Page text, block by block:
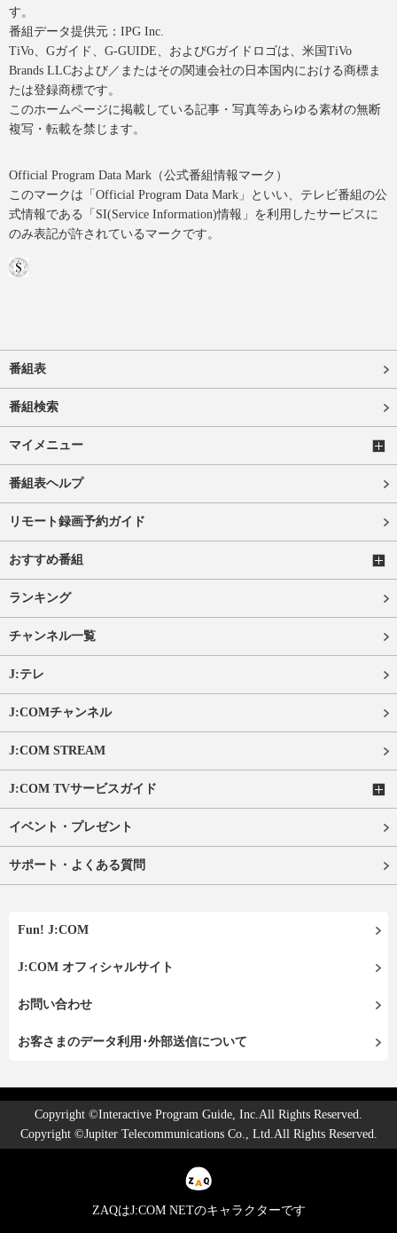
す。
番組データ提供元：IPG Inc.
TiVo、Gガイド、G-GUIDE、およびGガイドロゴは、米国TiVo
Brands LLCおよび／またはその関連会社の日本国内における商標ま
たは登録商標です。
このホームページに掲載している記事・写真等あらゆる素材の無断
複写・転載を禁じます。
Official Program Data Mark（公式番組情報マーク）
このマークは「Official Program Data Mark」といい、テレビ番組の公
式情報である「SI(Service Information)情報」を利用したサービスに
のみ表記が許されているマークです。
番組表
番組検索
マイメニュー
番組表ヘルプ
リモート録画予約ガイド
おすすめ番組
ランキング
チャンネル一覧
J:テレ
J:COMチャンネル
J:COM STREAM
J:COM TVサービスガイド
イベント・プレゼント
サポート・よくある質問
Fun! J:COM
J:COM オフィシャルサイト
お問い合わせ
お客さまのデータ利用･外部送信について
Copyright ©Interactive Program Guide, Inc.All Rights Reserved.
Copyright ©Jupiter Telecommunications Co., Ltd.All Rights Reserved.
ZAQはJ:COM NETのキャラクターです